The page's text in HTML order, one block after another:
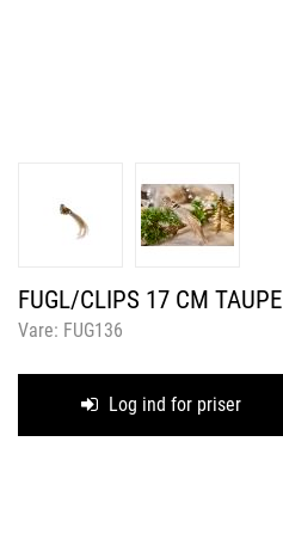
FUGL/CLIPS 17 CM TAUPE
Vare: FUG136
Log ind for priser